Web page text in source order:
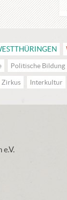
Politische Bildung
Zirkus Interkultur
e.V.